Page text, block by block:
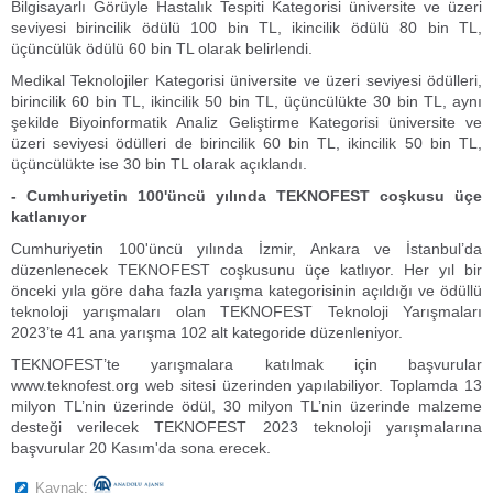
Bilgisayarlı Görüyle Hastalık Tespiti Kategorisi üniversite ve üzeri
seviyesi birincilik ödülü 100 bin TL, ikincilik ödülü 80 bin TL,
üçüncülük ödülü 60 bin TL olarak belirlendi.
Medikal Teknolojiler Kategorisi üniversite ve üzeri seviyesi ödülleri,
birincilik 60 bin TL, ikincilik 50 bin TL, üçüncülükte 30 bin TL, aynı
şekilde Biyoinformatik Analiz Geliştirme Kategorisi üniversite ve
üzeri seviyesi ödülleri de birincilik 60 bin TL, ikincilik 50 bin TL,
üçüncülükte ise 30 bin TL olarak açıklandı.
- Cumhuriyetin 100'üncü yılında TEKNOFEST coşkusu üçe
katlanıyor
Cumhuriyetin 100'üncü yılında İzmir, Ankara ve İstanbul’da
düzenlenecek TEKNOFEST coşkusunu üçe katlıyor. Her yıl bir
önceki yıla göre daha fazla yarışma kategorisinin açıldığı ve ödüllü
teknoloji yarışmaları olan TEKNOFEST Teknoloji Yarışmaları
2023’te 41 ana yarışma 102 alt kategoride düzenleniyor.
TEKNOFEST’te yarışmalara katılmak için başvurular
www.teknofest.org web sitesi üzerinden yapılabiliyor. Toplamda 13
milyon TL’nin üzerinde ödül, 30 milyon TL’nin üzerinde malzeme
desteği verilecek TEKNOFEST 2023 teknoloji yarışmalarına
başvurular 20 Kasım'da sona erecek.
Kaynak: